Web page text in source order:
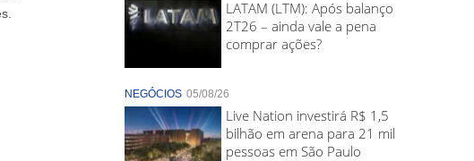
LATAM (LTM): Após balanço
2T26 – ainda vale a pena
comprar ações?
NEGÓCIOS 05/08/26
Live Nation investirá R$ 1,5
bilhão em arena para 21 mil
pessoas em São Paulo